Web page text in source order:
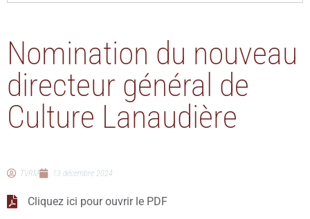
Nomination du nouveau
directeur général de
Culture Lanaudière
TVRM 13 décembre 2024
Cliquez ici pour ouvrir le PDF